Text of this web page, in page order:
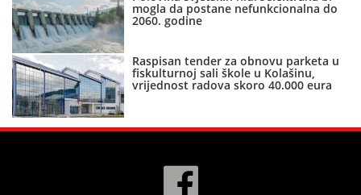
mogla da postane nefunkcionalna do
2060. godine
Raspisan tender za obnovu parketa u
fiskulturnoj sali škole u Kolašinu,
vrijednost radova skoro 40.000 eura